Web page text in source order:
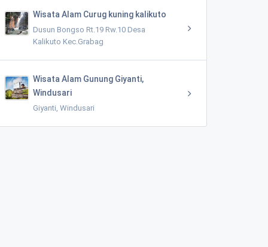
Wisata Alam Curug kuning kalikuto
Dusun Bongso Rt.19 Rw.10 Desa
Kalikuto Kec.Grabag
Wisata Alam Gunung Giyanti,
Windusari
Giyanti, Windusari